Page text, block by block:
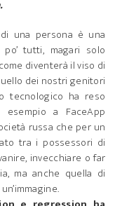
una persona è una
tutti, magari solo
diventerà il viso di
dei nostri genitori
tecnologico ha reso
a FaceApp
russa che per un
tra i possessori di
invecchiare o far
ma anche quella di